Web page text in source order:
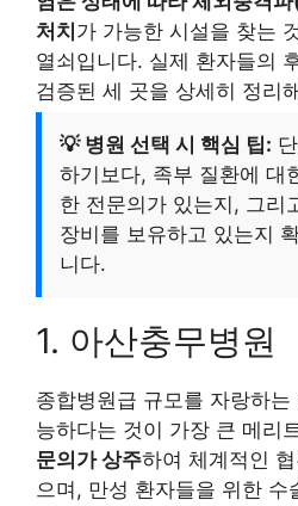
처치 가 가능한 시설을 찾는
열쇠입니다. 실제 환자들의
검증된 세 곳을 상세히 정리
💡 병원 선택 시 핵심 팁:
하기보다, 족부 질환에 대
한 전문의가 있는지, 그리
장비를 보유하고 있는지
니다.
1. 아산충무병원
종합병원급 규모를 자랑하
능하다는 것이 가장 큰 메리
문의가 상주하여 체계적인
으며, 만성 환자들을 위한 수